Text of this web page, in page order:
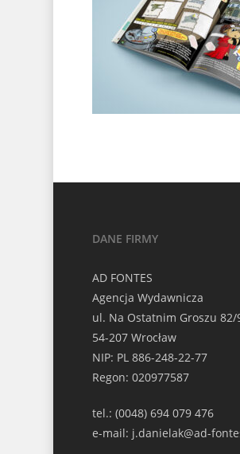
DANE FIRMY
AD FONTES
Agencja Wydawnicza
ul. Na Ostatnim Groszu 82/
54-207 Wrocław
NIP: PL 886-248-22-77
Regon: 020977587
tel.: (0048) 694 079 476
e-mail: j.danielak@ad-